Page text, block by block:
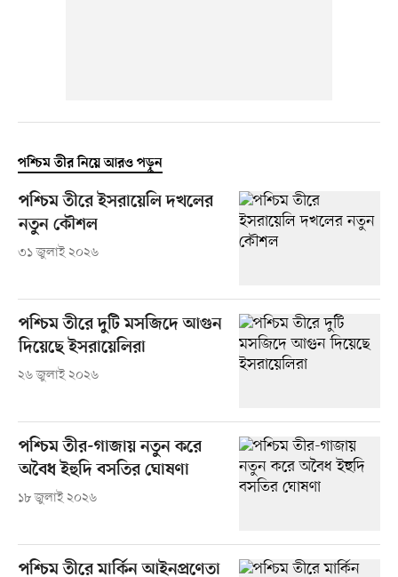
পশ্চিম তীর নিয়ে আরও পড়ুন
পশ্চিম তীরে ইসরায়েলি দখলের
নতুন কৌশল
৩১ জুলাই ২০২৬
পশ্চিম তীরে দুটি মসজিদে আগুন
দিয়েছে ইসরায়েলিরা
২৬ জুলাই ২০২৬
পশ্চিম তীর-গাজায় নতুন করে
অবৈধ ইহুদি বসতির ঘোষণা
১৮ জুলাই ২০২৬
পশ্চিম তীরে মার্কিন আইনপ্রণেতা